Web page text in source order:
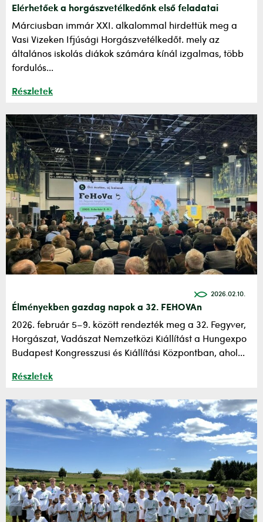
Elérhetőek a horgászvetélkedőnk első feladatai
Márciusban immár XXI. alkalommal hirdettük meg a
Vasi Vizeken Ifjúsági Horgászvetélkedőt. mely az
általános iskolás diákok számára kínál izgalmas, több
fordulós...
Részletek
2026.02.10.
Élményekben gazdag napok a 32. FEHOVAn
2026. február 5–9. között rendezték meg a 32. Fegyver,
Horgászat, Vadászat Nemzetközi Kiállítást a Hungexpo
Budapest Kongresszusi és Kiállítási Központban, ahol...
Részletek